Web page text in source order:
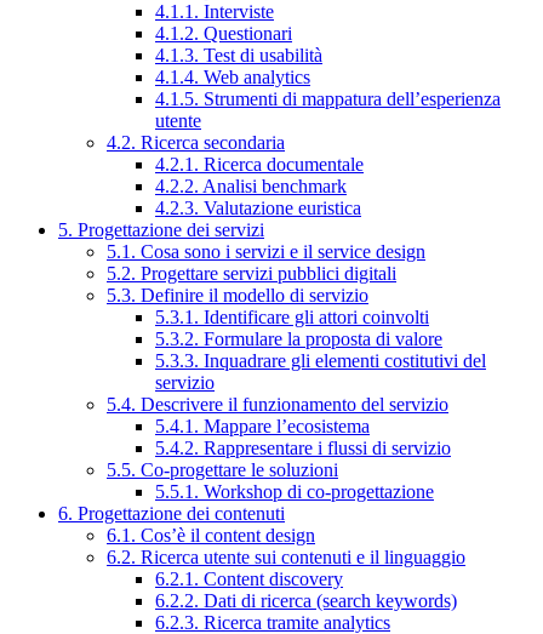
4.1.1. Interviste
4.1.2. Questionari
4.1.3. Test di usabilità
4.1.4. Web analytics
4.1.5. Strumenti di mappatura dell’esperienza
utente
4.2. Ricerca secondaria
4.2.1. Ricerca documentale
4.2.2. Analisi benchmark
4.2.3. Valutazione euristica
5. Progettazione dei servizi
5.1. Cosa sono i servizi e il service design
5.2. Progettare servizi pubblici digitali
5.3. Definire il modello di servizio
5.3.1. Identificare gli attori coinvolti
5.3.2. Formulare la proposta di valore
5.3.3. Inquadrare gli elementi costitutivi del
servizio
5.4. Descrivere il funzionamento del servizio
5.4.1. Mappare l’ecosistema
5.4.2. Rappresentare i flussi di servizio
5.5. Co-progettare le soluzioni
5.5.1. Workshop di co-progettazione
6. Progettazione dei contenuti
6.1. Cos’è il content design
6.2. Ricerca utente sui contenuti e il linguaggio
6.2.1. Content discovery
6.2.2. Dati di ricerca (search keywords)
6.2.3. Ricerca tramite analytics